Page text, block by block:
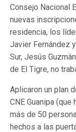
Consejo Nacional
nuevas
residencia, los
Javier Fernández
Sur, Jesús
de El Tigre, no
Aplicaron un plan
CNE Guanipa
más de 50
hechos a las